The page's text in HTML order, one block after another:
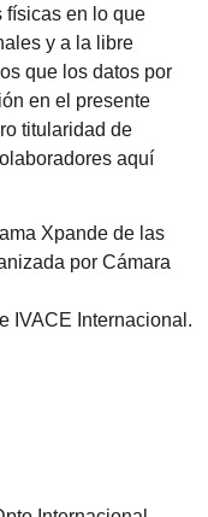
físicas en lo que
y a la libre
que los datos por
en el presente
titularidad de
aquí
Xpande de las
por Cámara
IVACE Internacional.